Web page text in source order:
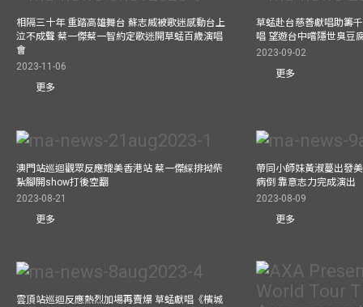
相隔三十年 重踏高雄舞台 蘇志威被歌迷感動台上
泣不成聲 蔡一傑蔡一智約定歌迷開草蜢百歲演唱
會
2023-11-06
更多
草蜢赴台慈善獻唱助籌
唱 望遊台中嚐隱世臭豆
2023-09-02
更多
澳門站巡迴觀眾反應媲美香港站 蔡一傑綵排拗柴
紥腳開show打後空翻
2023-08-21
更多
帶同小師妹黃淑蔓出發
病倒 靠意志力完成演出
2023-08-09
更多
雲頂站巡迴反應熱烈加場再賣爆 草蜢獻唱《檳城